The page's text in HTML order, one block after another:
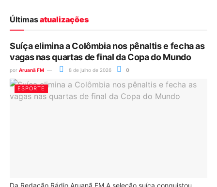
Últimasatualizações
Suíça elimina a Colômbia nos pênaltis e fecha as
vagas nas quartas de final da Copa do Mundo
por Aruanã FM 8 de julho de 2026 0
ESPORTE